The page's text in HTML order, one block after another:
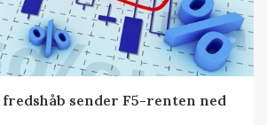
sender F5-renten ned